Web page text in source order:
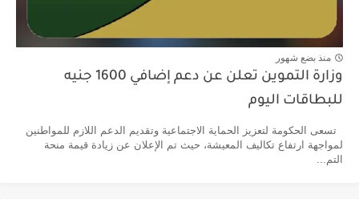
منذ بضع شهور
وزارة التموين تعلن عن دعم إضافي 1600 جنيه
للبطاقات اليوم
تسعى الحكومة لتعزيز الحماية الاجتماعية وتقديم الدعم اللازم للمواطنين
لمواجهة ارتفاع تكاليف المعيشة، حيث تم الإعلان عن زيادة قيمة منحة
التم...